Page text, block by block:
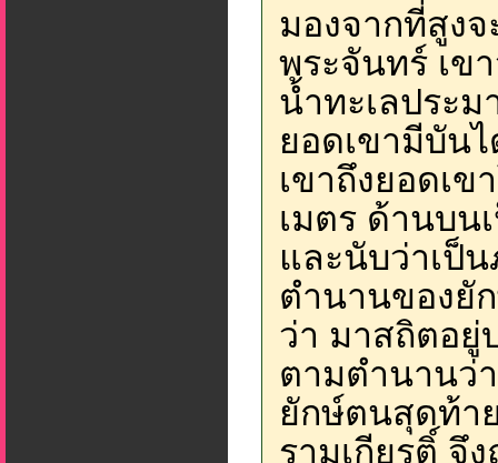
มองจากที่สูงจ
พระจันทร์ เข
น้ำทะเลประ
ยอดเขามีบัน
เขาถึงยอดเ
เมตร ด้านบน
และนับว่าเป็
ตำนานของยัก
ว่า มาสถิตอยู่
ตามตำนานว่
ยักษ์ตนสุดท้า
รามเกียรติ์ จึ